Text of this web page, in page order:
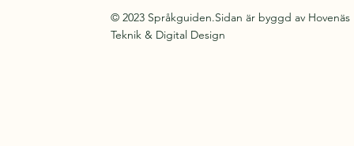
© 2023 Språkguiden.Sidan är byggd av Hovenäs
Teknik & Digital Design